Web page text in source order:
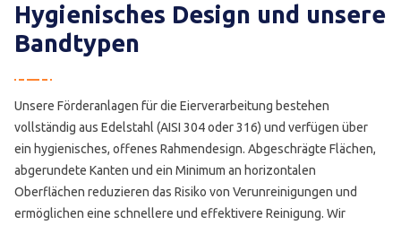
Hygienisches Design und unsere
Bandtypen
Unsere Förderanlagen für die Eierverarbeitung bestehen
vollständig aus Edelstahl (AISI 304 oder 316) und verfügen über
ein hygienisches, offenes Rahmendesign. Abgeschrägte Flächen,
abgerundete Kanten und ein Minimum an horizontalen
Oberflächen reduzieren das Risiko von Verunreinigungen und
ermöglichen eine schnellere und effektivere Reinigung. Wir